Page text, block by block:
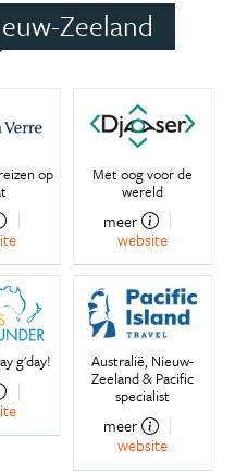
Zeeland
op
Met oog voor de
wereld
meer
website
g'day!
Australië, Nieuw-
Zeeland & Pacific
specialist
meer
website